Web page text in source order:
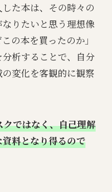
した本は、その時々の
りたいと思う理想像
の本を買ったのか」
析することで、自分
変化を客観的に観察
ではなく、自己理解
料となり得るので